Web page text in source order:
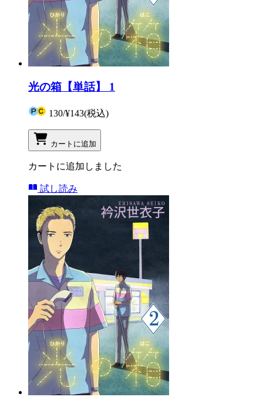
光の箱【単話】 1
130/¥143(税込)
カートに追加
カートに追加しました
試し読み